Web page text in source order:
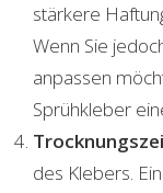
stärkere
Wenn Sie
anpassen
Sprühkleber
des Klebers.